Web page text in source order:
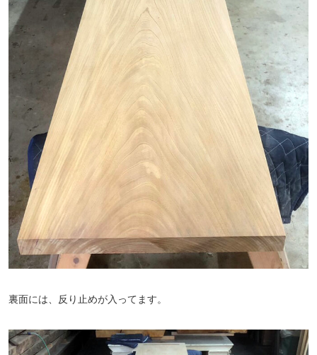
裏面には、反り止めが入ってます。